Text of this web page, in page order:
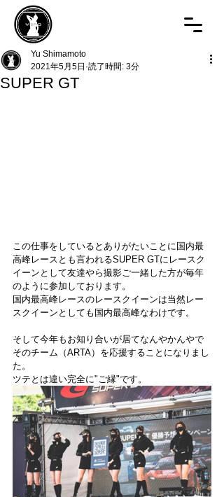
SUPER GT
Yu Shimamoto
2021年5月5日 読了時間: 3分
この仕事をしているとありがたいことに国内最
高峰レースとも言われるSUPER GTにレースク
イーンとして友達やら撮影ご一緒した方が毎年
のように参加しております。
国内最高峰レースのレースクイーンは当然レー
スクイーンとしても国内最高峰なわけです。
そして今年もお知り合いが居てなんやかんやで
そのチーム（ARTA）を応援することになりまし
た。
ツテとは違い完全に"ご縁"です。